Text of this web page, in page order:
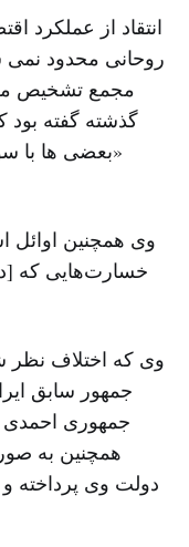
انتقاد از عملکرد
روحانی محدود
مجمع تشخیص
گذشته گفته بود
«بعضی ها با
وی همچنین اوائل
خسارت‌هایی که
وی که اختلاف نظر
جمهور سابق
جمهوری
همچنین به
دولت وی پرداخته